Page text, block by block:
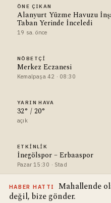
ÖNE ÇIKAN
Alanyurt Yüzme Havuzu
Taban Yerinde İnceledi
19 sa. önce
NÖBETÇI
Merkez Eczanesi
Kemalpaşa 42 · 08:30
YARIN HAVA
32° / 20°
açık
ETKINLIK
İnegölspor – Erbaaspor
Pazar 15:30 · Stad
HABER HATTI
Mahallende
değil, bize gönder.